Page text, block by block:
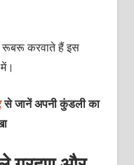
करवाते हैं इस
से जानें अपनी कुंडली का